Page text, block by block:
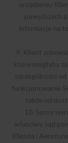
urządzeniu
powyższych
informacje na
9. Klient
które mogłyby
szczególności
funkcjonowanie
także od
10. Spory
właściwy sąd
Klienta i